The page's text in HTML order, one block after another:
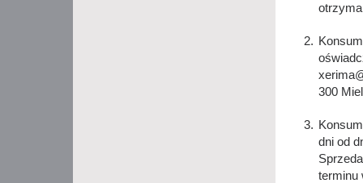
300
dni od
terminu